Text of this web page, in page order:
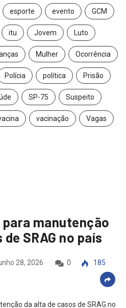
esporte evento GCM
itu Jovem Luto
Mulher Ocorrência
Polícia política Prisão
SP-75 Suspeito
vacinação Vagas
manutenção
SRAG no país
28, 2026 0
185